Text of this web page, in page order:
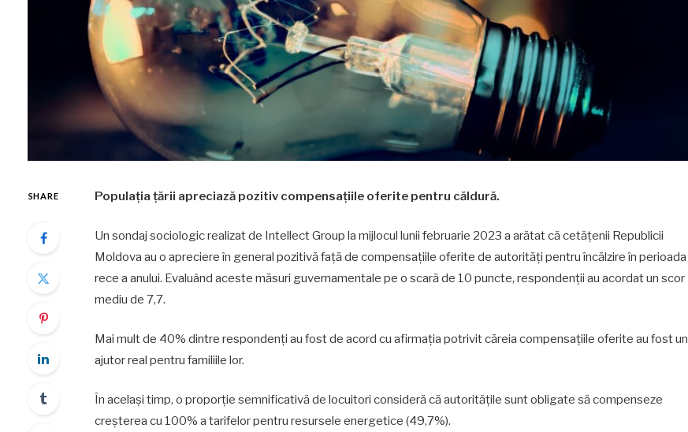
SHARE Populația țării apreciază pozitiv compensațiile oferite pentru căldură.
Un sondaj sociologic realizat de Intellect Group la mijlocul lunii februarie 2023 a arătat că cetățenii Republicii
Moldova au o apreciere în general pozitivă față de compensațiile oferite de autorități pentru încălzire în perioada
rece a anului. Evaluând aceste măsuri guvernamentale pe o scară de 10 puncte, respondenții au acordat un scor
mediu de 7,7.
Mai mult de 40% dintre respondenți au fost de acord cu afirmația potrivit căreia compensațiile oferite au fost un
ajutor real pentru familiile lor.
În același timp, o proporție semnificativă de locuitori consideră că autoritățile sunt obligate să compenseze
creșterea cu 100% a tarifelor pentru resursele energetice (49,7%).